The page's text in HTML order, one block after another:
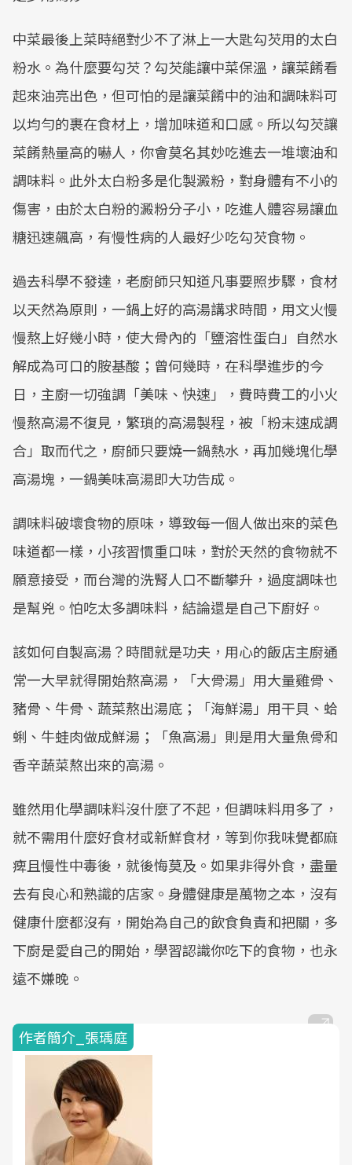
中菜最後上菜時絕對少不了淋上一大匙勾芡用的太白
粉水。為什麼要勾芡？勾芡能讓中菜保溫，讓菜餚看
起來油亮出色，但可怕的是讓菜餚中的油和調味料可
以均勻的裹在食材上，增加味道和口感。所以勾芡讓
菜餚熱量高的嚇人，你會莫名其妙吃進去一堆壞油和
調味料。此外太白粉多是化製澱粉，對身體有不小的
傷害，由於太白粉的澱粉分子小，吃進人體容易讓血
糖迅速飆高，有慢性病的人最好少吃勾芡食物。
過去科學不發達，老廚師只知道凡事要照步驟，食材
以天然為原則，一鍋上好的高湯講求時間，用文火慢
慢熬上好幾小時，使大骨內的「鹽溶性蛋白」自然水
解成為可口的胺基酸；曾何幾時，在科學進步的今
日，主廚一切強調「美味、快速」，費時費工的小火
慢熬高湯不復見，繁瑣的高湯製程，被「粉末速成調
合」取而代之，廚師只要燒一鍋熱水，再加幾塊化學
高湯塊，一鍋美味高湯即大功告成。
調味料破壞食物的原味，導致每一個人做出來的菜色
味道都一樣，小孩習慣重口味，對於天然的食物就不
願意接受，而台灣的洗腎人口不斷攀升，過度調味也
是幫兇。怕吃太多調味料，結論還是自己下廚好。
該如何自製高湯？時間就是功夫，用心的飯店主廚通
常一大早就得開始熬高湯，「大骨湯」用大量雞骨、
豬骨、牛骨、蔬菜熬出湯底；「海鮮湯」用干貝、蛤
蜊、牛蛙肉做成鮮湯；「魚高湯」則是用大量魚骨和
香辛蔬菜熬出來的高湯。
雖然用化學調味料沒什麼了不起，但調味料用多了，
就不需用什麼好食材或新鮮食材，等到你我味覺都麻
痺且慢性中毒後，就後悔莫及。如果非得外食，盡量
去有良心和熟識的店家。身體健康是萬物之本，沒有
健康什麼都沒有，開始為自己的飲食負責和把關，多
下廚是愛自己的開始，學習認識你吃下的食物，也永
遠不嫌晚。
作者簡介_張瑀庭